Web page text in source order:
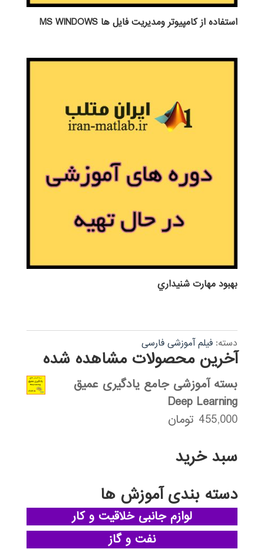
استفاده از كامپيوتر ومديريت فايل ها MS WINDOWS
بهبود مهارت شنيداري
دسته: فیلم آموزشی فارسی
آخرین محصولات مشاهده شده
بسته آموزشی جامع یادگیری عمیق
Deep Learning
455,000 تومان
سبد خرید
دسته بندی آموزش ها
لوازم جانبی خلاقیت و کار
نفت و گاز